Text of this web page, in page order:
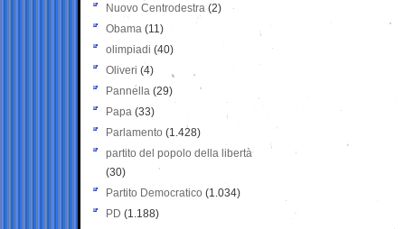
Nuovo Centrodestra (2)
Obama (11)
olimpiadi (40)
Oliveri (4)
Pannella (29)
Papa (33)
Parlamento (1.428)
partito del popolo della libertà
(30)
Partito Democratico (1.034)
PD (1.188)